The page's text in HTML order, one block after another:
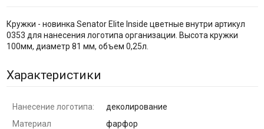
Кружки - новинка Senator Elite Inside цветные внутри артикул
0353 для нанесения логотипа организации. Высота кружки
100мм, диаметр 81 мм, объем 0,25л.
Характеристики
Нанесение логотипа:
деколирование
Материал
фарфор